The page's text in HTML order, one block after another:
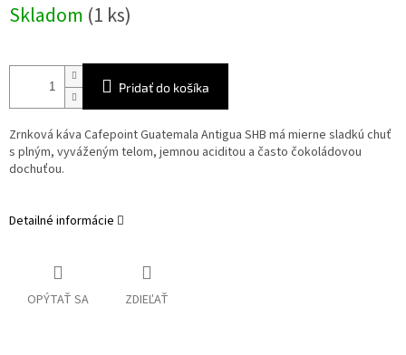
cena:
Skladom (1 ks)
Pridať do košíka
Zrnková káva Cafepoint Guatemala Antigua SHB má mierne sladkú chuť
s plným, vyváženým telom, jemnou aciditou a často čokoládovou
dochuťou.
Detailné informácie
OPÝTAŤ SA ZDIEĽAŤ